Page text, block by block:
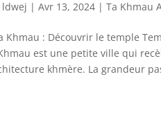
ldwej |Avr 13, 2024 |Ta Khmau
Khmau : Découvrir le temple
est une petite ville qui
khmère. La grandeur